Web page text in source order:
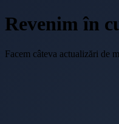
Revenim în
Facem câteva actualizări de